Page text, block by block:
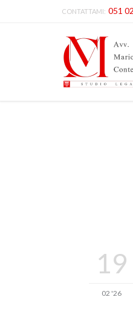
CONTATTAMI: 051
19
02 '26